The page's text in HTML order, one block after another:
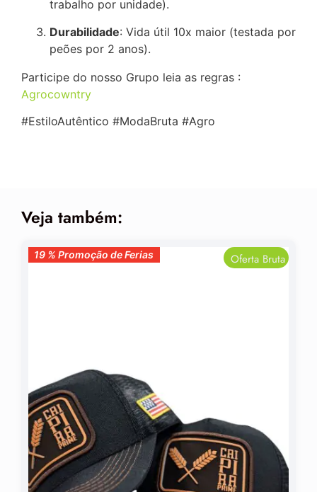
trabalho por unidade).
Durabilidade: Vida útil 10x maior (testada por
peões por 2 anos).
Participe do nosso Grupo leia as regras :
Agrocowntry
#EstiloAutêntico #ModaBruta #Agro
Veja também:
Oferta Bruta
19 % Promoção de Ferias
19 % Promoção de Ferias